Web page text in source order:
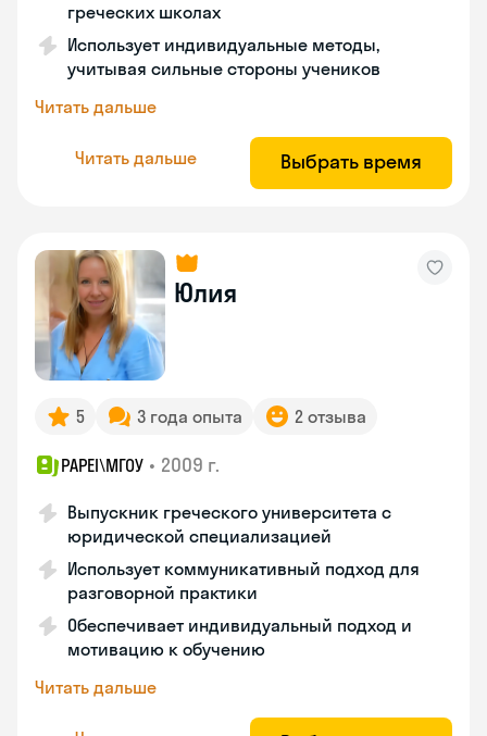
греческих школах
Использует индивидуальные методы,
учитывая сильные стороны учеников
Читать дальше
Читать дальше Выбрать время
Юлия
5 3 года опыта 2 отзыва
PAPEI\MГОУ • 2009 г.
Выпускник греческого университета с
юридической специализацией
Использует коммуникативный подход для
разговорной практики
Обеспечивает индивидуальный подход и
мотивацию к обучению
Читать дальше